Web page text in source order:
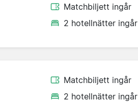
Matchbiljett ingår
2 hotellnätter ingår
Matchbiljett ingår
2 hotellnätter ingår